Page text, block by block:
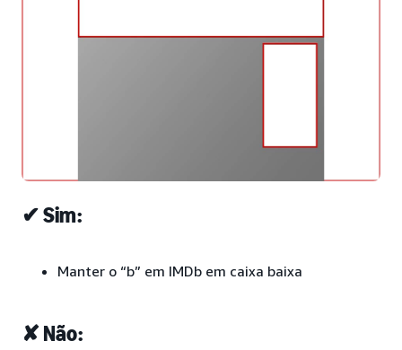
✔ Sim:
Manter o “b” em IMDb em caixa baixa
✘ Não: